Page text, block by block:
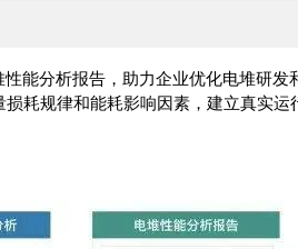
分析报告，助力企业优化电堆研发
耗规律和能耗影响因素，建立真实